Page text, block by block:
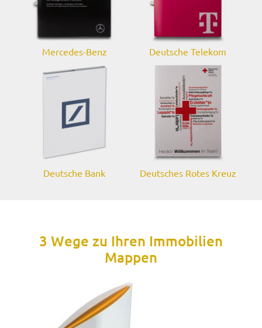
Mercedes-Benz Deutsche Telekom
Deutsche Bank Deutsches Rotes Kreuz
3 Wege zu Ihren Immobilien
Mappen